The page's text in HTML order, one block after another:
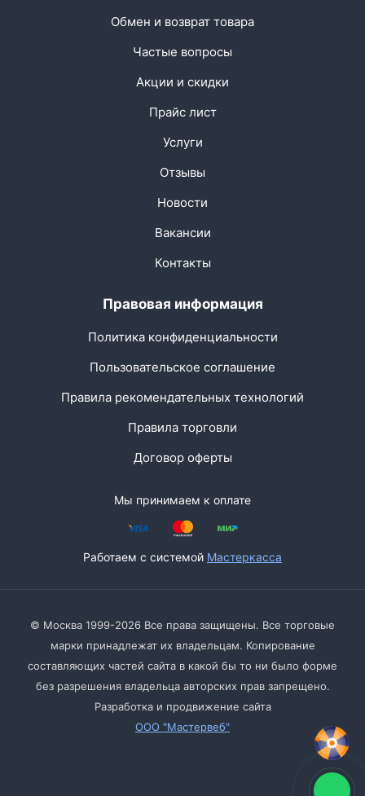
Обмен и возврат товара
Частые вопросы
Акции и скидки
Прайс лист
Услуги
Отзывы
Новости
Вакансии
Контакты
Правовая информация
Политика конфиденциальности
Пользовательское соглашение
Правила рекомендательных технологий
Правила торговли
Договор оферты
Мы принимаем к оплате
Работаем с системой Мастеркасса
© Москва 1999-2026 Все права защищены. Все торговые
марки принадлежат их владельцам. Копирование
составляющих частей сайта в какой бы то ни было форме
без разрешения владельца авторских прав запрещено.
Разработка и продвижение сайта
ООО "Мастервеб"